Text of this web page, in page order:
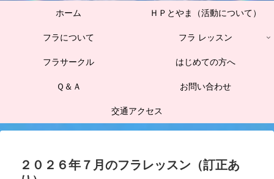
ホーム ＨＰとやま（活動について）
フラについて フラ レッスン
フラサークル はじめての方へ
Ｑ＆Ａ お問い合わせ
交通アクセス
２０２６年７月のフラレッスン（訂正あ